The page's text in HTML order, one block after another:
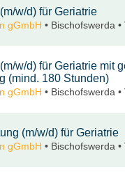
w/d) für Geriatrie
gGmbH • Bischofswerda
w/d) für Geriatrie mit
(mind. 180 Stunden)
gGmbH • Bischofswerda
(m/w/d) für Geriatrie
gGmbH • Bischofswerda